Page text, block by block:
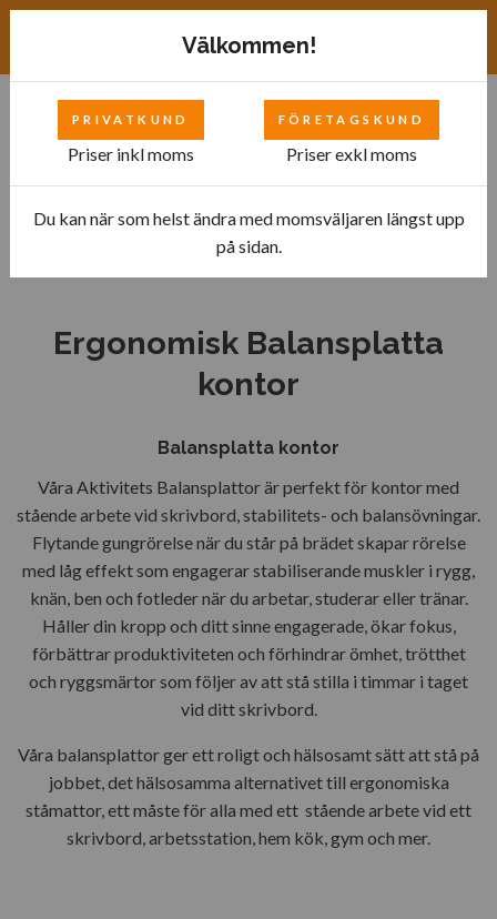
Ergonomisk Balansplatta kontor
Ergonomisk Balansplatta
kontor
Balansplatta kontor
Våra Aktivitets Balansplattor är perfekt för kontor med
stående arbete vid skrivbord, stabilitets- och balansövningar.
Flytande gungrörelse när du står på brädet skapar rörelse
med låg effekt som engagerar stabiliserande muskler i rygg,
knän, ben och fotleder när du arbetar, studerar eller tränar.
Håller din kropp och ditt sinne engagerade, ökar fokus,
förbättrar produktiviteten och förhindrar ömhet, trötthet
och ryggsmärtor som följer av att stå stilla i timmar i taget
vid ditt skrivbord.
Våra balansplattor ger ett roligt och hälsosamt sätt att stå på
jobbet, det hälsosamma alternativet till ergonomiska
ståmattor, ett måste för alla med ett stående arbete vid ett
skrivbord, arbetsstation, hem kök, gym och mer.
Välkommen!
PRIVATKUND
Priser inkl moms
FÖRETAGSKUND
Priser exkl moms
Du kan när som helst ändra med momsväljaren längst upp
på sidan.